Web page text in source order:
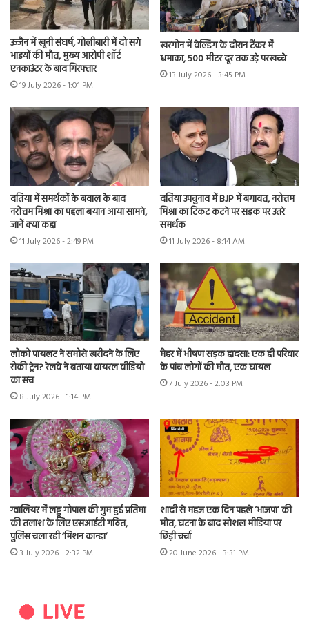
उज्जैन में खूनी संघर्ष, गोलीबारी में दो सगे
भाइयों की मौत, मुख्य आरोपी शॉर्ट
एनकाउंटर के बाद गिरफ्तार
19 July 2026 - 1:01 PM
खरगोन में वेल्डिंग के दौरान टैंकर में
धमाका, 500 मीटर दूर तक उड़े परखच्चे
13 July 2026 - 3:45 PM
दतिया में समर्थकों के बवाल के बाद
नरोत्तम मिश्रा का पहला बयान आया सामने,
जानें क्या कहा
11 July 2026 - 2:49 PM
दतिया उपचुनाव में BJP में बगावत, नरोत्तम
मिश्रा का टिकट कटने पर सड़क पर उतरे
समर्थक
11 July 2026 - 8:14 AM
लोको पायलट ने समोसे खरीदने के लिए
रोकी ट्रेन? रेलवे ने बताया वायरल वीडियो
का सच
8 July 2026 - 1:14 PM
मैहर में भीषण सड़क हादसा: एक ही परिवार
के पांच लोगों की मौत, एक घायल
7 July 2026 - 2:03 PM
ग्वालियर में लड्डू गोपाल की गुम हुई प्रतिमा
की तलाश के लिए एसआईटी गठित,
पुलिस चला रही ‘मिशन कान्हा’
3 July 2026 - 2:32 PM
शादी से महज एक दिन पहले ‘भाजपा’ की
मौत, घटना के बाद सोशल मीडिया पर
छिड़ी चर्चा
20 June 2026 - 3:31 PM